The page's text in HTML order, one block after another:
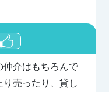
仲介はもちろんで
売ったり、貸し